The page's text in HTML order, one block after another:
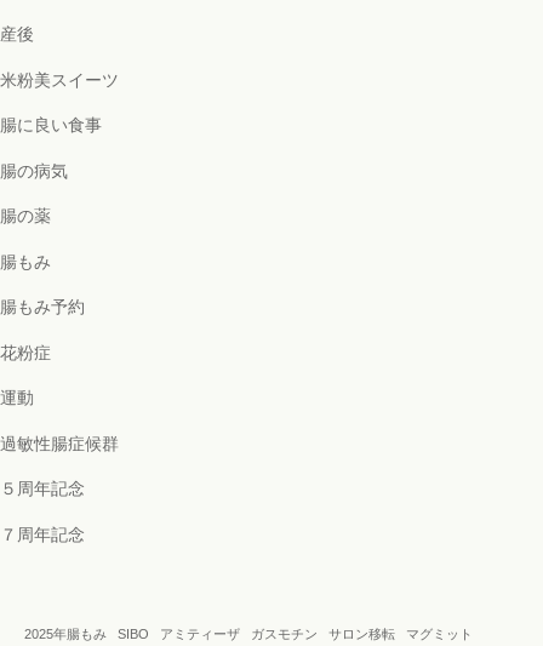
産後
米粉美スイーツ
腸に良い食事
腸の病気
腸の薬
腸もみ
腸もみ予約
花粉症
運動
過敏性腸症候群
５周年記念
７周年記念
2025年腸もみ SIBO アミティーザ ガスモチン サロン移転
マグミット